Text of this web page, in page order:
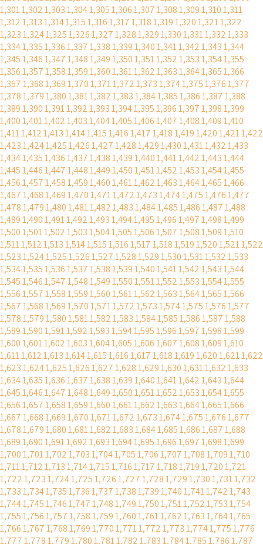
1,3011,3021,3031,3041,3051,3061,3071,3081,3091,3101,311
1,3121,3131,3141,3151,3161,3171,3181,3191,3201,3211,322
1,3231,3241,3251,3261,3271,3281,3291,3301,3311,3321,333
1,3341,3351,3361,3371,3381,3391,3401,3411,3421,3431,344
1,3451,3461,3471,3481,3491,3501,3511,3521,3531,3541,355
1,3561,3571,3581,3591,3601,3611,3621,3631,3641,3651,366
1,3671,3681,3691,3701,3711,3721,3731,3741,3751,3761,377
1,3781,3791,3801,3811,3821,3831,3841,3851,3861,3871,388
1,3891,3901,3911,3921,3931,3941,3951,3961,3971,3981,399
1,4001,4011,4021,4031,4041,4051,4061,4071,4081,4091,410
1,4111,4121,4131,4141,4151,4161,4171,4181,4191,4201,4211,422
1,4231,4241,4251,4261,4271,4281,4291,4301,4311,4321,433
1,4341,4351,4361,4371,4381,4391,4401,4411,4421,4431,444
1,4451,4461,4471,4481,4491,4501,4511,4521,4531,4541,455
1,4561,4571,4581,4591,4601,4611,4621,4631,4641,4651,466
1,4671,4681,4691,4701,4711,4721,4731,4741,4751,4761,477
1,4781,4791,4801,4811,4821,4831,4841,4851,4861,4871,488
1,4891,4901,4911,4921,4931,4941,4951,4961,4971,4981,499
1,5001,5011,5021,5031,5041,5051,5061,5071,5081,5091,510
1,5111,5121,5131,5141,5151,5161,5171,5181,5191,5201,5211,522
1,5231,5241,5251,5261,5271,5281,5291,5301,5311,5321,533
1,5341,5351,5361,5371,5381,5391,5401,5411,5421,5431,544
1,5451,5461,5471,5481,5491,5501,5511,5521,5531,5541,555
1,5561,5571,5581,5591,5601,5611,5621,5631,5641,5651,566
1,5671,5681,5691,5701,5711,5721,5731,5741,5751,5761,577
1,5781,5791,5801,5811,5821,5831,5841,5851,5861,5871,588
1,5891,5901,5911,5921,5931,5941,5951,5961,5971,5981,599
1,6001,6011,6021,6031,6041,6051,6061,6071,6081,6091,610
1,6111,6121,6131,6141,6151,6161,6171,6181,6191,6201,6211,622
1,6231,6241,6251,6261,6271,6281,6291,6301,6311,6321,633
1,6341,6351,6361,6371,6381,6391,6401,6411,6421,6431,644
1,6451,6461,6471,6481,6491,6501,6511,6521,6531,6541,655
1,6561,6571,6581,6591,6601,6611,6621,6631,6641,6651,666
1,6671,6681,6691,6701,6711,6721,6731,6741,6751,6761,677
1,6781,6791,6801,6811,6821,6831,6841,6851,6861,6871,688
1,6891,6901,6911,6921,6931,6941,6951,6961,6971,6981,699
1,7001,7011,7021,7031,7041,7051,7061,7071,7081,7091,710
1,7111,7121,7131,7141,7151,7161,7171,7181,7191,7201,721
1,7221,7231,7241,7251,7261,7271,7281,7291,7301,7311,732
1,7331,7341,7351,7361,7371,7381,7391,7401,7411,7421,743
1,7441,7451,7461,7471,7481,7491,7501,7511,7521,7531,754
1,7551,7561,7571,7581,7591,7601,7611,7621,7631,7641,765
1,7661,7671,7681,7691,7701,7711,7721,7731,7741,7751,776
1,7771,7781,7791,7801,7811,7821,7831,7841,7851,7861,787